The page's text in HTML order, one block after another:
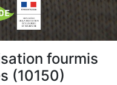
fourmis
(10150)